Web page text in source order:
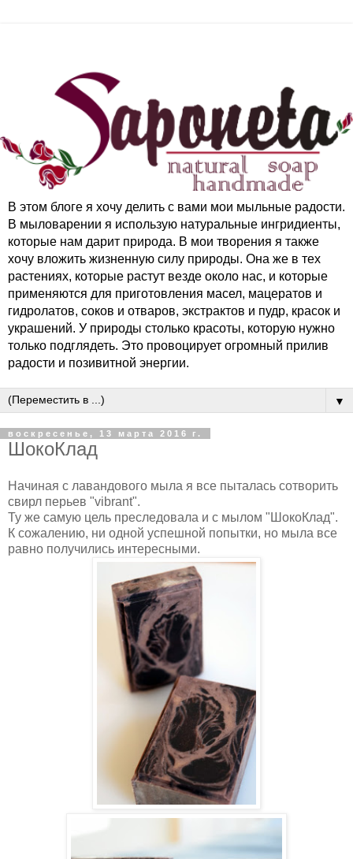
В этом блоге я хочу делить с вами мои мыльные радости.
В мыловарении я использую натуральные ингридиенты,
которые нам дарит природа. В мои творения я также
хочу вложить жизненную силу природы. Она же в тех
растениях, которые растут везде около нас, и которые
применяются для приготовления масел, мацератов и
гидролатов, соков и отваров, экстрактов и пудр, красок и
украшений. У природы столько красоты, которую нужно
только подглядеть. Это провоцирует огромный прилив
радости и позивитной энергии.
▼
воскресенье, 13 марта 2016 г.
ШокоКлад
Начиная с лавандового мыла я все пыталась сотворить
свирл перьев "vibrant".
Ту же самую цель преследовала и с мылом "ШокоКлад".
К сожалению, ни одной успешной попытки, но мыла все
равно получились интересными.